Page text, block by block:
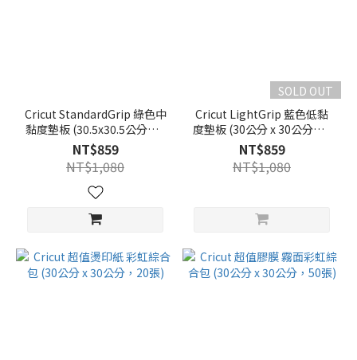
Cricut StandardGrip 綠色中
黏度墊板 (30.5x30.5公分，6
入)
NT$859
NT$1,080
SOLD OUT
Cricut LightGrip 藍色低黏
度墊板 (30公分 x 30公分，6
入)
NT$859
NT$1,080